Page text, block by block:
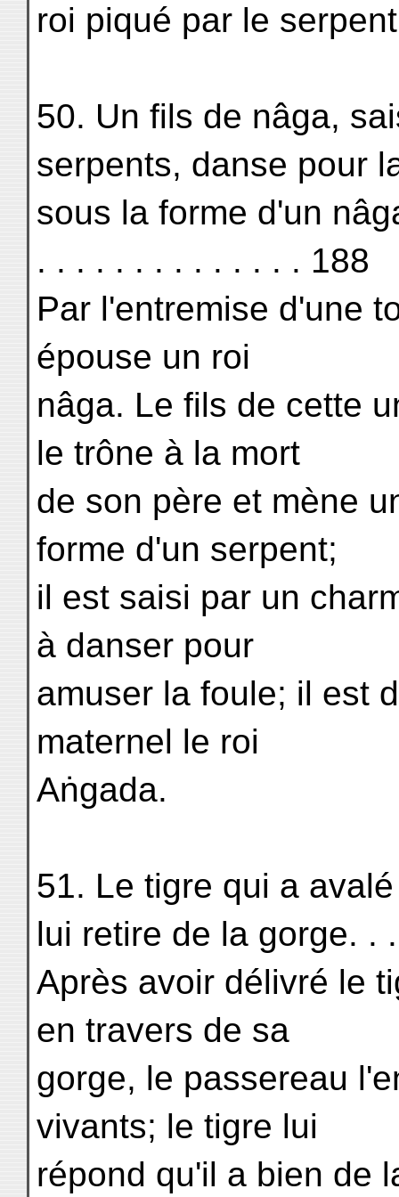
roi piqué par le
50. Un fils de nâga,
serpents, danse pour
sous la forme d'un
. . . . . . . . . . . . . . 188
Par l'entremise d'une
épouse un roi
nâga. Le fils de cette
le trône à la mort
de son père et mène
forme d'un serpent;
il est saisi par un
à danser pour
amuser la foule; il est
maternel le roi
Aṅgada.
51. Le tigre qui a
lui retire de la gorge. .
Après avoir délivré le
en travers de sa
gorge, le passereau
vivants; le tigre lui
répond qu'il a bien de